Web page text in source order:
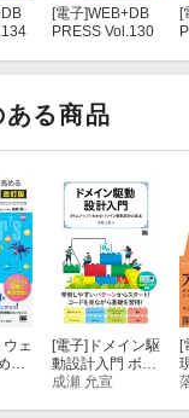
[電子]WEB+DB
PRESS Vol.130
[
る商品
ウェ
る
改
[電子] ドメイン駆
動設計入門 ボト
ムアップでわか
成瀬 允宣
[